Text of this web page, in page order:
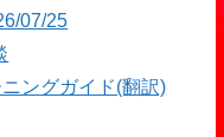
07/25
ングガイド(翻訳)